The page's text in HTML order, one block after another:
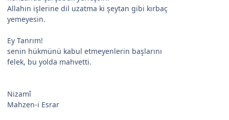
Allahın işlerine dil uzatma ki şeytan gibi kırbaç
yemeyesin.
Ey Tanrım!
senin hükmünü kabul etmeyenlerin başlarını
felek, bu yolda mahvetti.
Nizamî
Mahzen-i Esrar